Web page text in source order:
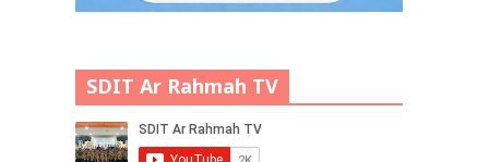
SDIT Ar Rahmah TV